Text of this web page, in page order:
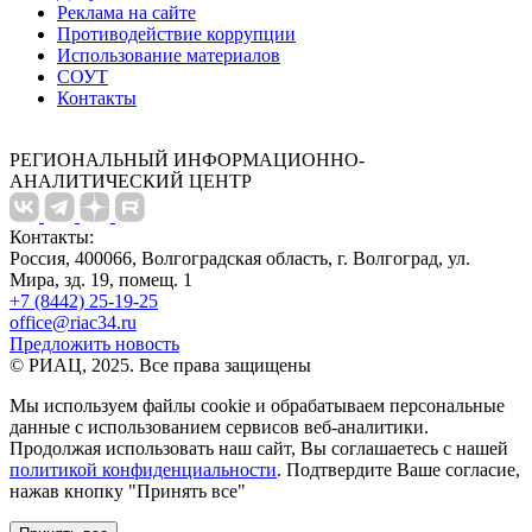
Реклама на сайте
Противодействие коррупции
Использование материалов
СОУТ
Контакты
РЕГИОНАЛЬНЫЙ ИНФОРМАЦИОННО-
АНАЛИТИЧЕСКИЙ ЦЕНТР
Контакты:
Россия, 400066, Волгоградская область, г. Волгоград, ул.
Мира, зд. 19, помещ. 1
+7 (8442) 25-19-25
office@riac34.ru
Предложить новость
© РИАЦ, 2025. Все права защищены
Мы используем файлы сookie и обрабатываем персональные
данные с использованием сервисов веб-аналитики.
Продолжая использовать наш сайт, Вы соглашаетесь с нашей
политикой конфиденциальности. Подтвердите Ваше согласие,
нажав кнопку "Принять все"